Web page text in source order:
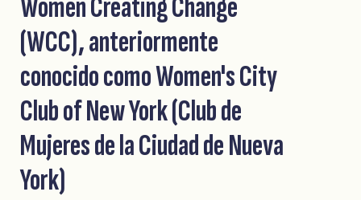
Women Creating Change
(WCC), anteriormente
conocido como Women's City
Club of New York (Club de
Mujeres de la Ciudad de Nueva
York)